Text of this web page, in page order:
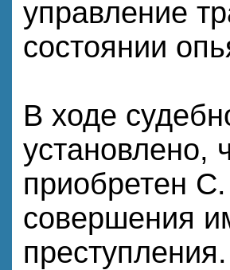
управление
состоянии
В ходе
установлено,
приобретен
совершения
преступления.